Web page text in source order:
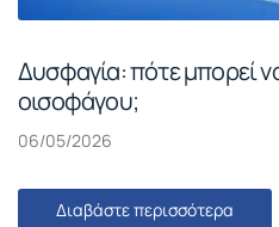
Δυσφαγία: πότε μπορεί
οισοφάγου;
06/05/2026
Διαβάστε περισσότερα